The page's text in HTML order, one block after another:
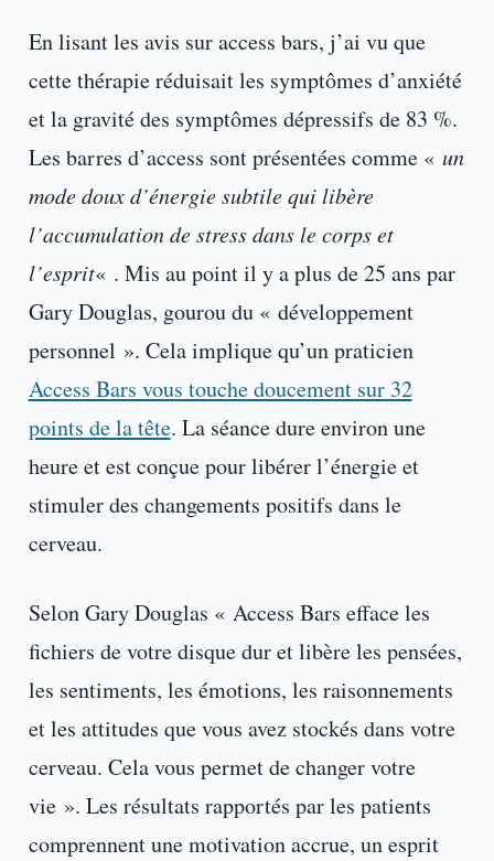
En lisant les avis sur access bars, j’ai vu que
cette thérapie réduisait les symptômes d’anxiété
et la gravité des symptômes dépressifs de 83 %.
Les barres d’access sont présentées comme « un
mode doux d’énergie subtile qui libère
l’accumulation de stress dans le corps et
l’esprit« . Mis au point il y a plus de 25 ans par
Gary Douglas, gourou du « développement
personnel ». Cela implique qu’un praticien
Access Bars vous touche doucement sur 32
points de la tête. La séance dure environ une
heure et est conçue pour libérer l’énergie et
stimuler des changements positifs dans le
cerveau.
Selon Gary Douglas « Access Bars efface les
fichiers de votre disque dur et libère les pensées,
les sentiments, les émotions, les raisonnements
et les attitudes que vous avez stockés dans votre
cerveau. Cela vous permet de changer votre
vie ». Les résultats rapportés par les patients
comprennent une motivation accrue, un esprit